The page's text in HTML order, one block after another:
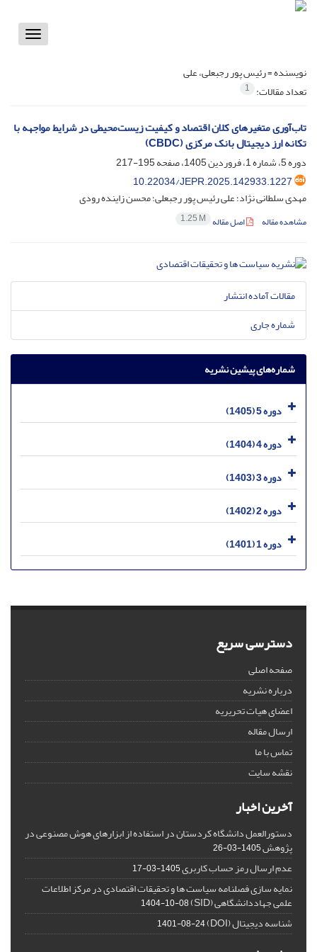
Toggle
نویسنده =رئیس پور رجبعلی، علی
تعداد مقالات: 1
تاب‌آوری متغیرهای کلان اقتصاد و کیفیت زیست‌محیطی در شرایط مواجهه با
تکانه ارز دیجیتال بانک مرکزی (CBDC)
دوره 5، شماره 1، فروردین 1405، صفحه
195-217
10.22034/JEPR.2025.142933.1227
مهدی سلطانی نژاد؛ علی رئیس پور رجبعلی؛ محسن زاینده رودی
مشاهده مقاله اصل مقاله 1.25 M
مقالات آماده انتشار
شماره جاری
شماره‌های پیشین نشریه
دوره 5 (1405)
دوره 4 (1404)
دوره 3 (1403)
دوره 2 (1402)
دوره 1 (1401)
دسترسی سریع
صفحه اصلی
درباره نشریه
اعضای هیات تحریریه
ارسال مقاله
تماس با ما
نقشه سایت
آخرین اخبار
دستورالعمل دانشگاه کردستان در استفاده از ابزارهای هوش مصنوعی در
پژوهش1405-03-26
عدم ارسال رمز حساب کاربری1405-03-17
نمایه سازی فصلنامه سیاست ها و تحقیقات اقتصادی در مرکز اطلاعات
علمی جهاددانشگاهی (SID) 1404-10-08
شناسه دیجیتال (DOI) 1401-08-24